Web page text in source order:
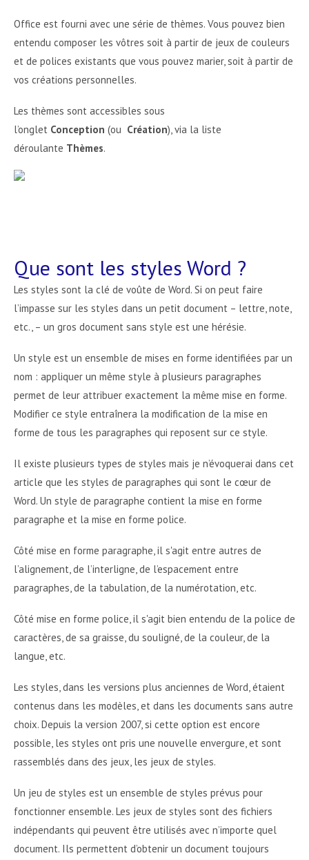
Office est fourni avec une série de thèmes. Vous pouvez bien
entendu composer les vôtres soit à partir de jeux de couleurs
et de polices existants que vous pouvez marier, soit à partir de
vos créations personnelles.
Les thèmes sont accessibles sous
l’onglet Conception (ou Création), via la liste
déroulante Thèmes.
Que sont les styles Word ?
Les styles sont la clé de voûte de Word. Si on peut faire
l’impasse sur les styles dans un petit document – lettre, note,
etc., – un gros document sans style est une hérésie.
Un style est un ensemble de mises en forme identifiées par un
nom : appliquer un même style à plusieurs paragraphes
permet de leur attribuer exactement la même mise en forme.
Modifier ce style entraînera la modification de la mise en
forme de tous les paragraphes qui reposent sur ce style.
Il existe plusieurs types de styles mais je n’évoquerai dans cet
article que les styles de paragraphes qui sont le cœur de
Word. Un style de paragraphe contient la mise en forme
paragraphe et la mise en forme police.
Côté mise en forme paragraphe, il s'agit entre autres de
l’alignement, de l’interligne, de l’espacement entre
paragraphes, de la tabulation, de la numérotation, etc.
Côté mise en forme police, il s'agit bien entendu de la police de
caractères, de sa graisse, du souligné, de la couleur, de la
langue, etc.
Les styles, dans les versions plus anciennes de Word, étaient
contenus dans les modèles, et dans les documents sans autre
choix. Depuis la version 2007, si cette option est encore
possible, les styles ont pris une nouvelle envergure, et sont
rassemblés dans des jeux, les jeux de styles.
Un jeu de styles est un ensemble de styles prévus pour
fonctionner ensemble. Les jeux de styles sont des fichiers
indépendants qui peuvent être utilisés avec n’importe quel
document. Ils permettent d’obtenir un document toujours